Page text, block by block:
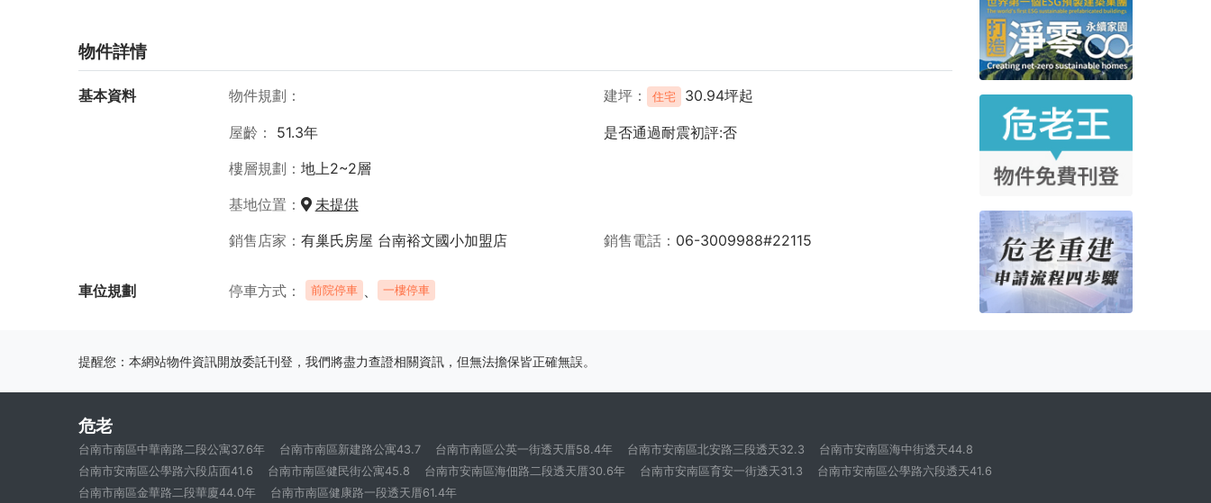
物件詳情
基本資料 物件規劃 建坪 住宅 30.94坪起
屋齡 51.3年
是否通過耐震初評:否
樓層規劃
地上2~2層
基地位置
未提供
銷售店家
有巢氏房屋 台南裕文國小加盟店 銷售電話 06-3009988#22115
車位規劃 停車方式 前院停車 、 一樓停車
提醒您：本網站物件資訊開放委託刊登，我們將盡力查證相關資訊，但無法擔保皆正確無誤。
危老
台南市南區中華南路二段公寓37.6年 台南市南區新建路公寓43.7 台南市南區公英一街透天厝58.4年 台南市安南區北安路三段透天32.3
台南市安南區海中街透天44.8
台南市安南區公學路六段店面41.6
台南市南區健民街公寓45.8 台南市安南區海佃路二段透天厝30.6年 台南市安南區育安一街透天31.3
台南市安南區公學路六段透天41.6
台南市南區金華路二段華廈44.0年
台南市南區健康路一段透天厝61.4年